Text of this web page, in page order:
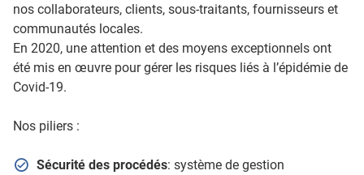
nos collaborateurs, clients, sous-traitants, fournisseurs et
communautés locales.
En 2020, une attention et des moyens exceptionnels ont
été mis en œuvre pour gérer les risques liés à l’épidémie de
Covid-19.
Nos piliers :
Sécurité des procédés: système de gestion